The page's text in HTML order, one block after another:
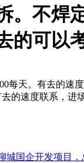
不焊
可以考
每天。有去的速度
的速度联系，进
城国企开发项目